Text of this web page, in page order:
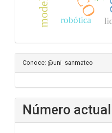
modelo robótica
Conoce: @uni_sanmateo
Número actual